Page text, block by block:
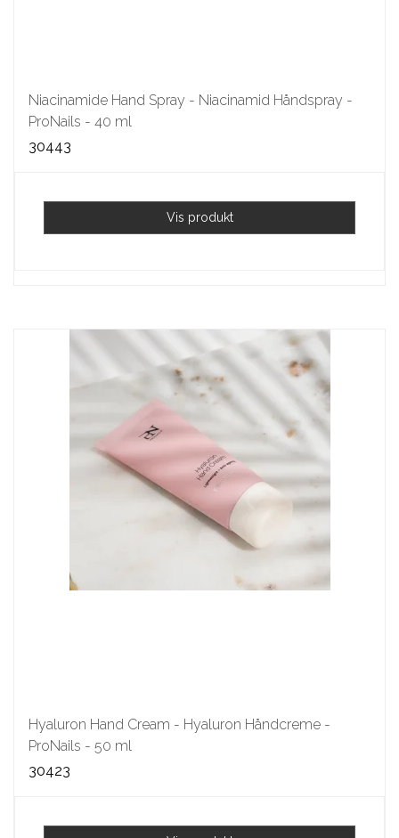
Niacinamide Hand Spray - Niacinamid Håndspray -
ProNails - 40 ml
30443
Vis produkt
Hyaluron Hand Cream - Hyaluron Håndcreme -
ProNails - 50 ml
30423